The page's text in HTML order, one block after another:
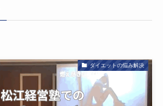
ダイエットの悩み解決